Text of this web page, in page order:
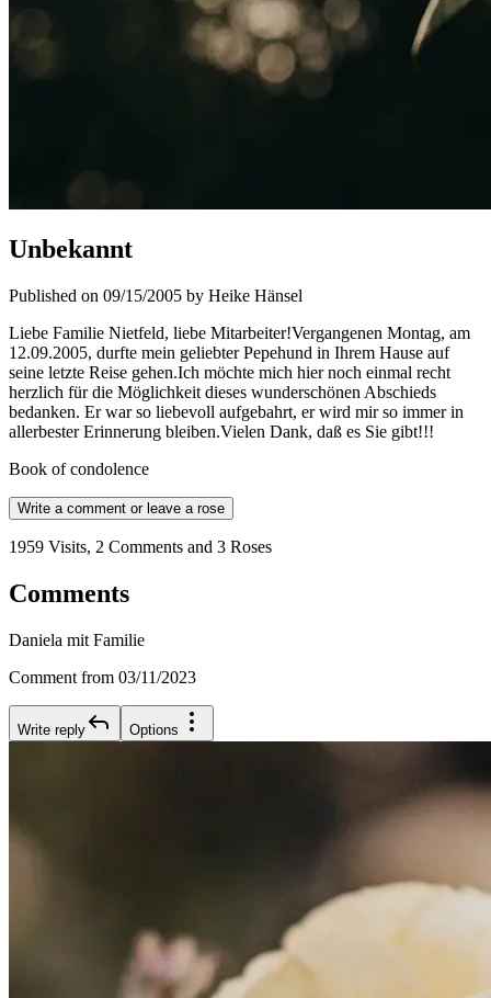
Unbekannt
Published on 09/15/2005 by Heike Hänsel
Liebe Familie Nietfeld, liebe Mitarbeiter!Vergangenen Montag, am
12.09.2005, durfte mein geliebter Pepehund in Ihrem Hause auf
seine letzte Reise gehen.Ich möchte mich hier noch einmal recht
herzlich für die Möglichkeit dieses wunderschönen Abschieds
bedanken. Er war so liebevoll aufgebahrt, er wird mir so immer in
allerbester Erinnerung bleiben.Vielen Dank, daß es Sie gibt!!!
Book of condolence
Write a comment or leave a rose
1959 Visits, 2 Comments and 3 Roses
Comments
Daniela mit Familie
Comment from 03/11/2023
Write reply Options